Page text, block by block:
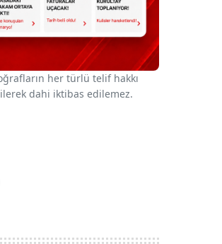
her türlü telif hakkı
dahi iktibas edilemez.